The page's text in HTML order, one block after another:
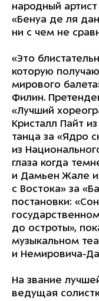
народный
«Бенуа де ля
ни с чем не
«Это
которую
мирового
Филин.
«Лучший
Кристалл Пайт
танца за «Ядро
из
глаза когда
и Дамьен Жале
с Востока» за
постановки:
до остроты»,
музыкальном
и Немировича-
На звание
ведущая